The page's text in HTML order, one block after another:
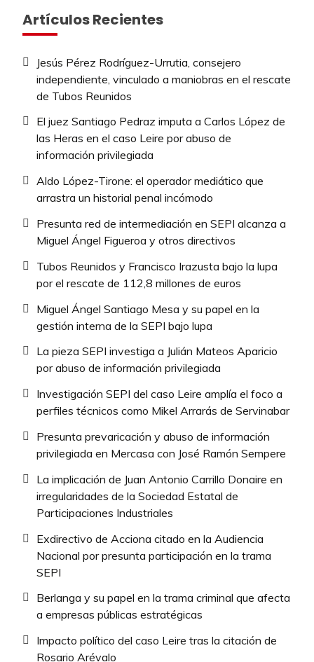
Artículos Recientes
Jesús Pérez Rodríguez-Urrutia, consejero
independiente, vinculado a maniobras en el rescate
de Tubos Reunidos
El juez Santiago Pedraz imputa a Carlos López de
las Heras en el caso Leire por abuso de
información privilegiada
Aldo López-Tirone: el operador mediático que
arrastra un historial penal incómodo
Presunta red de intermediación en SEPI alcanza a
Miguel Ángel Figueroa y otros directivos
Tubos Reunidos y Francisco Irazusta bajo la lupa
por el rescate de 112,8 millones de euros
Miguel Ángel Santiago Mesa y su papel en la
gestión interna de la SEPI bajo lupa
La pieza SEPI investiga a Julián Mateos Aparicio
por abuso de información privilegiada
Investigación SEPI del caso Leire amplía el foco a
perfiles técnicos como Mikel Arrarás de Servinabar
Presunta prevaricación y abuso de información
privilegiada en Mercasa con José Ramón Sempere
La implicación de Juan Antonio Carrillo Donaire en
irregularidades de la Sociedad Estatal de
Participaciones Industriales
Exdirectivo de Acciona citado en la Audiencia
Nacional por presunta participación en la trama
SEPI
Berlanga y su papel en la trama criminal que afecta
a empresas públicas estratégicas
Impacto político del caso Leire tras la citación de
Rosario Arévalo